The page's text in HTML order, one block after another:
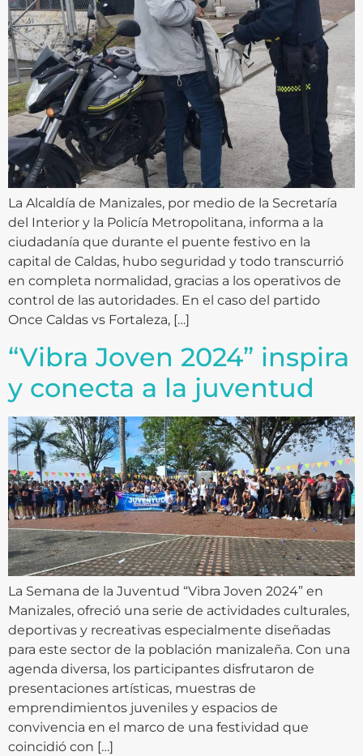
La Alcaldía de Manizales, por medio de la Secretaría
del Interior y la Policía Metropolitana, informa a la
ciudadanía que durante el puente festivo en la
capital de Caldas, hubo seguridad y todo transcurrió
en completa normalidad, gracias a los operativos de
control de las autoridades. En el caso del partido
Once Caldas vs Fortaleza, […]
“Vibra Joven 2024” inspira
y conecta a la juventud
La Semana de la Juventud “Vibra Joven 2024” en
Manizales, ofreció una serie de actividades culturales,
deportivas y recreativas especialmente diseñadas
para este sector de la población manizaleña. Con una
agenda diversa, los participantes disfrutaron de
presentaciones artísticas, muestras de
emprendimientos juveniles y espacios de
convivencia en el marco de una festividad que
coincidió con […]